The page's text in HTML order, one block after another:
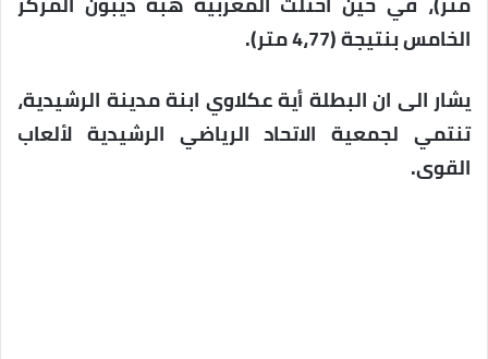
الخامس بنتيجة (4،77 متر).
يشار الى ان البطلة أية عكلاوي ابنة مدينة الرشيدية،
تنتمي لجمعية الاتحاد الرياضي الرشيدية لألعاب
القوى.